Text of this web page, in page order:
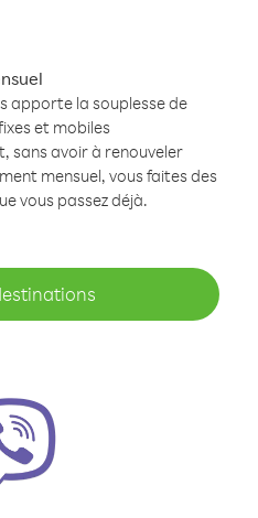
apporte la souplesse de
et mobiles
sans avoir à renouveler
mensuel, vous faites des
vous passez déjà.